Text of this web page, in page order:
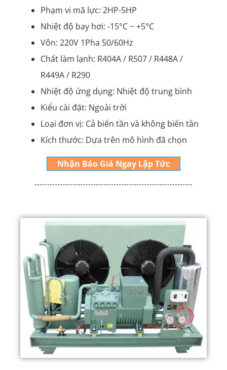
Phạm vi mã lực: 2HP-5HP
Nhiệt độ bay hơi: -15°C ~ +5°C
Vôn: 220V 1Pha 50/60Hz
Chất làm lạnh: R404A / R507 / R448A /
R449A / R290
Nhiệt độ ứng dụng: Nhiệt độ trung bình
Kiểu cài đặt: Ngoài trời
Loại đơn vị: Cả biến tần và không biến tần
Kích thước: Dựa trên mô hình đã chọn
Nhận Báo Giá Ngay Lập Tức